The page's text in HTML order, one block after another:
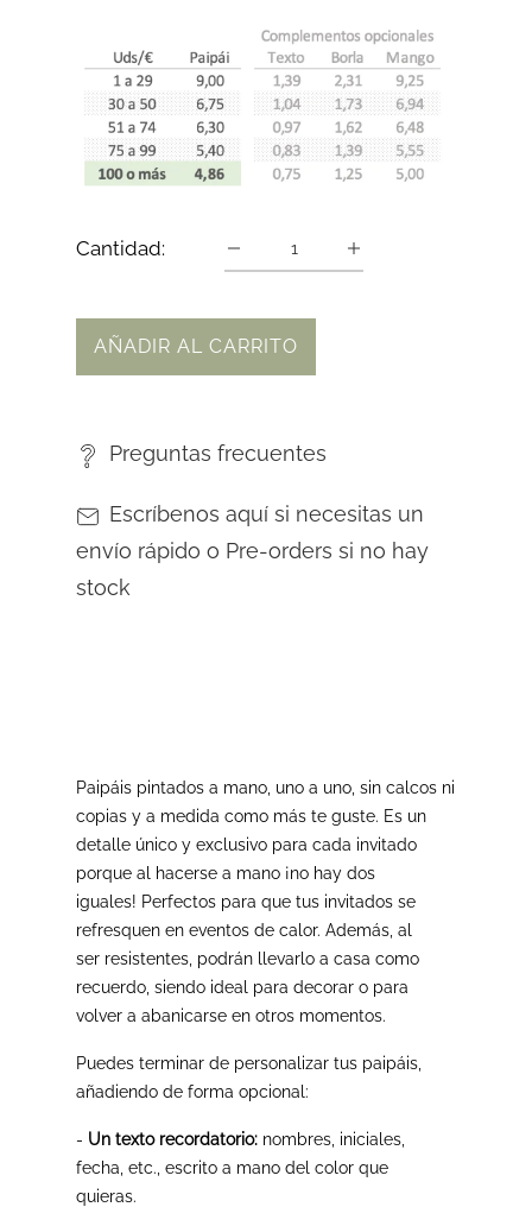
Cantidad:
AÑADIR AL CARRITO
Preguntas frecuentes
Escríbenos aquí si necesitas un
envío rápido o Pre-orders si no hay
stock
Paipáis pintados a mano, uno a uno, sin calcos ni
copias y a medida como más te guste. Es un
detalle único y exclusivo para cada invitado
porque al hacerse a mano ¡no hay dos
iguales! Perfectos para que tus invitados se
refresquen en eventos de calor. Además, al
ser resistentes, podrán llevarlo a casa como
recuerdo, siendo ideal para decorar o para
volver a abanicarse en otros momentos.
Puedes terminar de personalizar tus paipáis,
añadiendo de forma opcional:
- Un texto recordatorio: nombres, iniciales,
fecha, etc., escrito a mano del color que
quieras.